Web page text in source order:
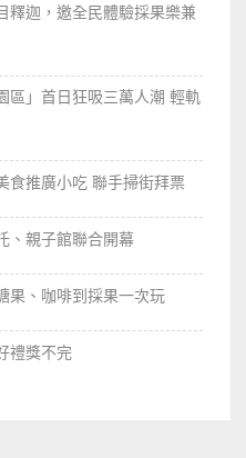
釋迦，邀全民體驗採果樂兼
區」首日狂吸三萬人潮 輕軌
食推廣小吃 聯手掃街拜票
、親子館聯合開幕
、咖啡到採果一次玩
禮獎不完